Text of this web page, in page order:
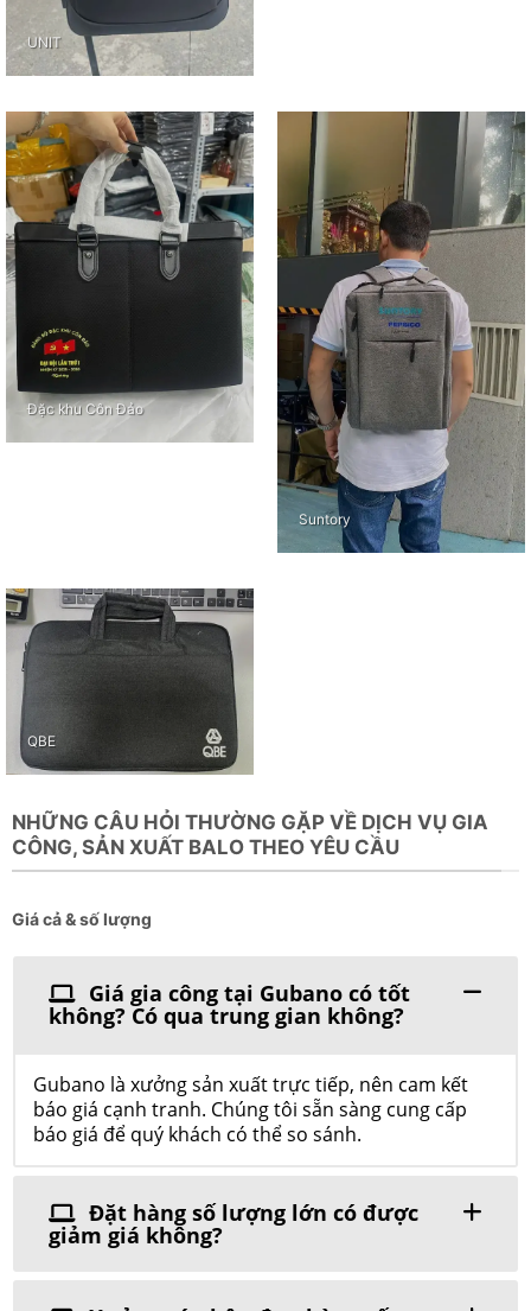
UNIT
Đặc khu Côn Đảo
Suntory
QBE
NHỮNG CÂU HỎI THƯỜNG GẶP VỀ DỊCH VỤ GIA
CÔNG, SẢN XUẤT BALO THEO YÊU CẦU
Giá cả & số lượng
Giá gia công tại Gubano có tốt
không? Có qua trung gian không?
Gubano là xưởng sản xuất trực tiếp, nên cam kết
báo giá cạnh tranh. Chúng tôi sẵn sàng cung cấp
báo giá để quý khách có thể so sánh.
Đặt hàng số lượng lớn có được
giảm giá không?